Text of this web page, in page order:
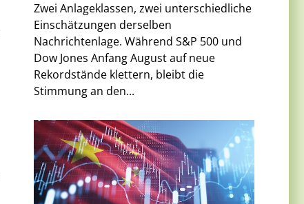
Zwei Anlageklassen, zwei unterschiedliche
Einschätzungen derselben
Nachrichtenlage. Während S&P 500 und
Dow Jones Anfang August auf neue
Rekordstände klettern, bleibt die
Stimmung an den...